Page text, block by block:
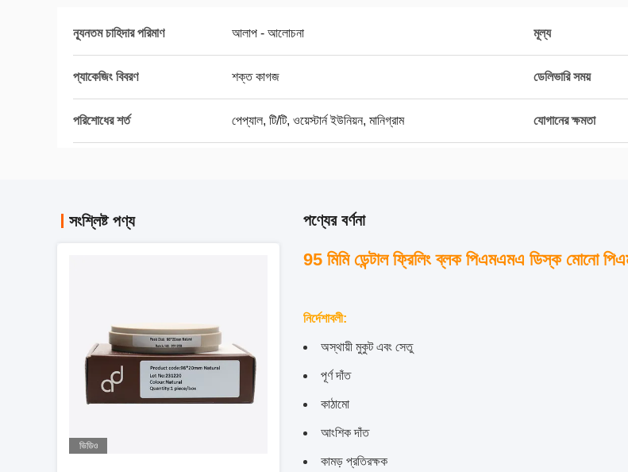
ন্যূনতম চাহিদার পরিমাণ আলাপ - আলোচনা মূল্য
প্যাকেজিং বিবরণ শক্ত কাগজ ডেলিভারি সময়
পরিশোধের শর্ত পেপ্যাল, টি/টি, ওয়েস্টার্ন ইউনিয়ন, মানিগ্রাম যোগানের ক্ষমতা
সংশ্লিষ্ট পণ্য
ভিডিও
পণ্যের বর্ণনা
95 মিমি ডেন্টাল ফ্রিলিং ব্লক পিএমএমএ ডিস্ক মোনো
নির্দেশাবলী:
অস্থায়ী মুকুট এবং সেতু
পূর্ণ দাঁত
কাঠামো
আংশিক দাঁত
কামড় প্রতিরক্ষক